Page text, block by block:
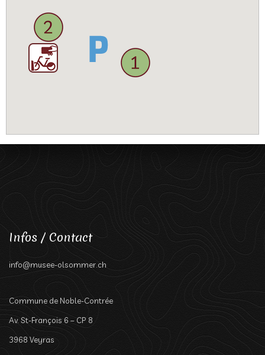
Infos / Contact
info@musee-olsommer.ch
Commune de Noble-Contrée
Av. St-François 6 – CP 8
3968 Veyras